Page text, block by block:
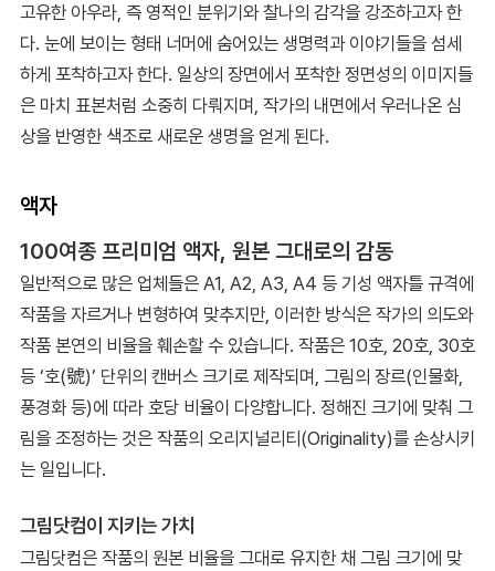
고유한 아우라, 즉 영적인 분위기와 찰나의 감각을 강조하고자 한
다. 눈에 보이는 형태 너머에 숨어있는 생명력과 이야기들을 섬세
하게 포착하고자 한다. 일상의 장면에서 포착한 정면성의 이미지들
은 마치 표본처럼 소중히 다뤄지며, 작가의 내면에서 우러나온 심
상을 반영한 색조로 새로운 생명을 얻게 된다.
액자
100여종 프리미엄 액자, 원본 그대로의 감동
일반적으로 많은 업체들은 A1, A2, A3, A4 등 기성 액자틀 규격에
작품을 자르거나 변형하여 맞추지만, 이러한 방식은 작가의 의도와
작품 본연의 비율을 훼손할 수 있습니다. 작품은 10호, 20호, 30호
등 ‘호(號)’ 단위의 캔버스 크기로 제작되며, 그림의 장르(인물화,
풍경화 등)에 따라 호당 비율이 다양합니다. 정해진 크기에 맞춰 그
림을 조정하는 것은 작품의 오리지널리티(Originality)를 손상시키
는 일입니다.
그림닷컴이 지키는 가치
그림닷컴은 작품의 원본 비율을 그대로 유지한 채 그림 크기에 맞